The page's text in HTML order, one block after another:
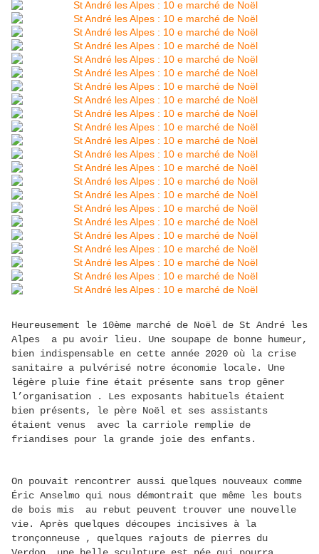
Heureusement le 10ème marché de Noël de St André les
Alpes a pu avoir lieu. Une soupape de bonne humeur,
bien indispensable en cette année 2020 où la crise
sanitaire a pulvérisé notre économie locale. Une
légère pluie fine était présente sans trop gêner
l’organisation . Les exposants habituels étaient
bien présents, le père Noël et ses assistants
étaient venus avec la carriole remplie de
friandises pour la grande joie des enfants.
On pouvait rencontrer aussi quelques nouveaux comme
Éric Anselmo qui nous démontrait que même les bouts
de bois mis au rebut peuvent trouver une nouvelle
vie. Après quelques découpes incisives à la
tronçonneuse , quelques rajouts de pierres du